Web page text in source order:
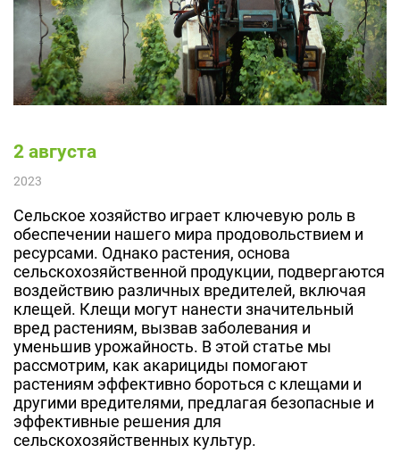
2 августа
2023
Сельское хозяйство играет ключевую роль в
обеспечении нашего мира продовольствием и
ресурсами. Однако растения, основа
сельскохозяйственной продукции, подвергаются
воздействию различных вредителей, включая
клещей. Клещи могут нанести значительный
вред растениям, вызвав заболевания и
уменьшив урожайность. В этой статье мы
рассмотрим, как акарициды помогают
растениям эффективно бороться с клещами и
другими вредителями, предлагая безопасные и
эффективные решения для
сельскохозяйственных культур.